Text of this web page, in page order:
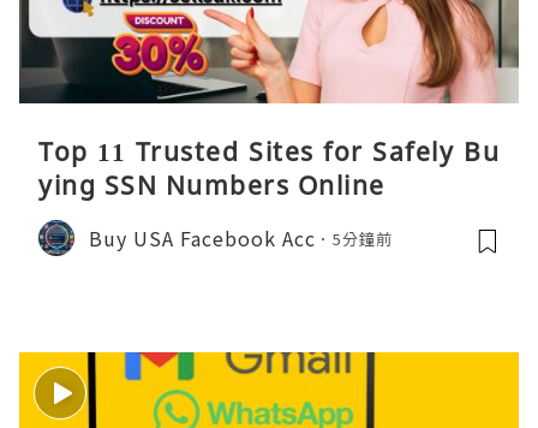
Top 11 Trusted Sites for Safely Bu
ying SSN Numbers Online
Buy USA Facebook Acc 5分鐘前